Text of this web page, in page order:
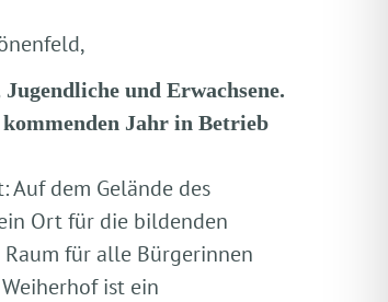
und Erwachsene.
Jahr in Betrieb
Auf dem Gelände des
Ort für die bildenden
Raum für alle Bürgerinnen
ist ein